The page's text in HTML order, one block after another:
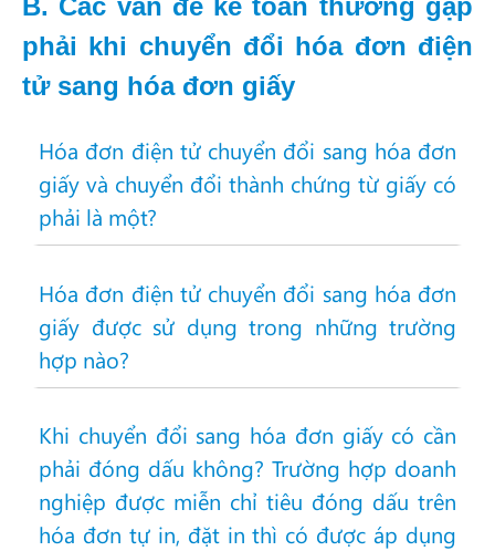
B. Các vấn đề kế toán thường gặp
phải khi chuyển đổi hóa đơn điện
tử sang hóa đơn giấy
Hóa đơn điện tử chuyển đổi sang hóa đơn
giấy và chuyển đổi thành chứng từ giấy có
phải là một?
Hóa đơn điện tử chuyển đổi sang hóa đơn
giấy được sử dụng trong những trường
hợp nào?
Khi chuyển đổi sang hóa đơn giấy có cần
phải đóng dấu không? Trường hợp doanh
nghiệp được miễn chỉ tiêu đóng dấu trên
hóa đơn tự in, đặt in thì có được áp dụng